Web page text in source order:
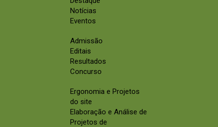
Notícias
Eventos
Admissão
Editais
Resultados
Concurso
Ergonomia e Projetos
do site
Elaboração e Análise de
Projetos de